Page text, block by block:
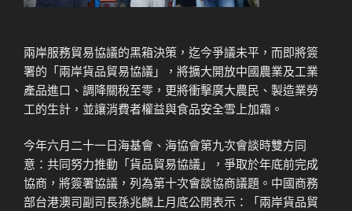
兩岸服務貿易協議的黑箱決策，迄今爭議未平，而即將簽
署的「兩岸貨品貿易協議」，將擴大開放中國農業及工業
產品進口、調降關稅至零，更將衝擊廣大農民、製造業勞
工的生計，並讓消費者權益與食品安全雪上加霜。
今年六月二十一日海基會、海協會第九次會談時雙方同
意：共同努力推動「貨品貿易協議」，爭取於年底前完成
協商，將簽署協議，列為第十次會談協商議題。中國商務
部台港澳司副司長孫兆麟上月底公開表示：「兩岸貨品貿